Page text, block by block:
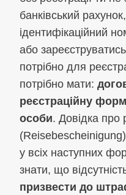
банківський
ідентифікаційний
або
потрібно для
потрібно мати:
реєстраційну
особи. Довідка про
у всіх наступних
знати, що
призвести до